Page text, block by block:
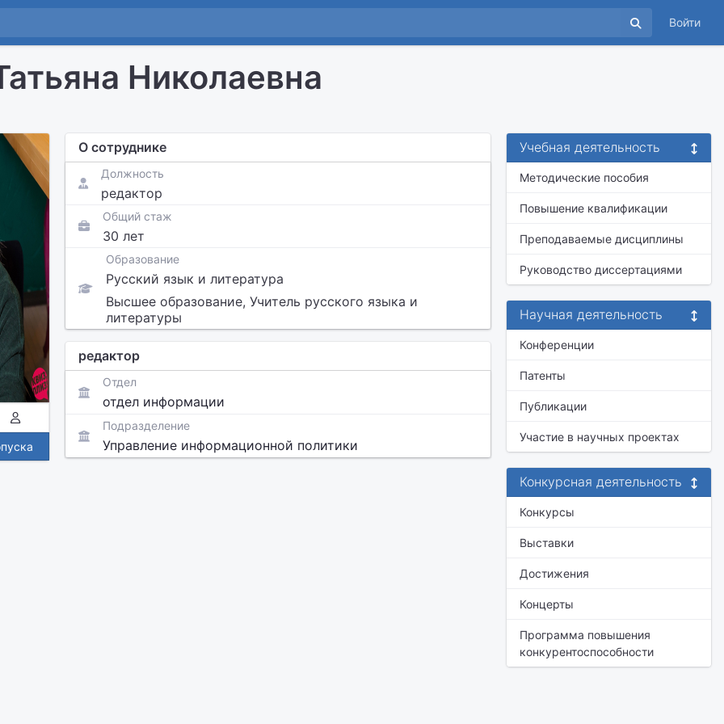
Войти
Николаевна
О сотруднике
Должность
редактор
Общий стаж
30 лет
Образование
Русский язык и литература
Высшее образование, Учитель русского языка и
литературы
редактор
Отдел
отдел информации
Подразделение
Управление информационной политики
Учебная деятельность
Методические пособия
Повышение квалификации
Преподаваемые дисциплины
Руководство диссертациями
Научная деятельность
Конференции
Патенты
Публикации
Участие в научных проектах
Конкурсная деятельность
Конкурсы
Выставки
Достижения
Концерты
Программа повышения
конкурентоспособности